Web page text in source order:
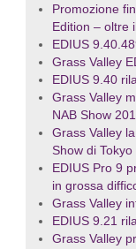
Promozione
Edition – oltre
EDIUS
Grass Valley
EDIUS 9.40
Grass Valley
NAB Show
Grass Valley
Show di Tokyo
EDIUS Pro 9
in grossa
Grass Valley
EDIUS 9.21
Grass Valley